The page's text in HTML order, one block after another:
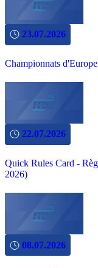
23.07.2026
Championnats
22.07.2026
Quick Rules Card -
2026)
08.07.2026